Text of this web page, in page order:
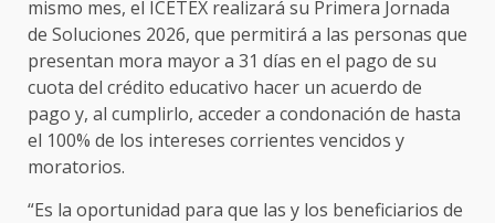
mismo mes, el ICETEX realizará su Primera Jornada
de Soluciones 2026, que permitirá a las personas que
presentan mora mayor a 31 días en el pago de su
cuota del crédito educativo hacer un acuerdo de
pago y, al cumplirlo, acceder a condonación de hasta
el 100% de los intereses corrientes vencidos y
moratorios.
“Es la oportunidad para que las y los beneficiarios de